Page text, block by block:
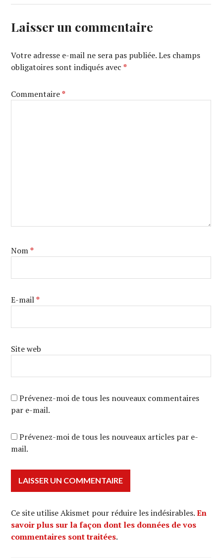
Laisser un commentaire
Votre adresse e-mail ne sera pas publiée. Les champs
obligatoires sont indiqués avec*
Commentaire*
Nom*
E-mail*
Site web
Prévenez-moi de tous les nouveaux commentaires
par e-mail.
Prévenez-moi de tous les nouveaux articles par e-
mail.
Ce site utilise Akismet pour réduire les indésirables.En
savoir plus sur la façon dont les données de vos
commentaires sont traitées.